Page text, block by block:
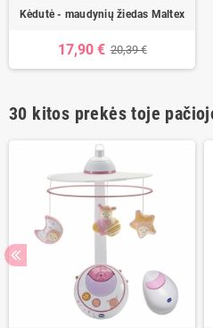
Kėdutė - maudynių žiedas Maltex
17,90 € 20,39 €
30 kitos prekės toje